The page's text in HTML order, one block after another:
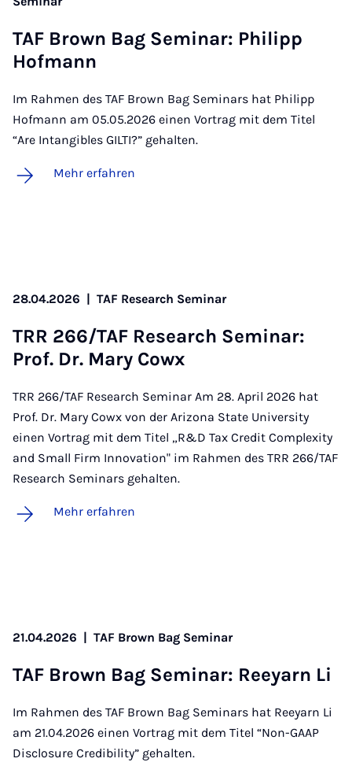
TAF Brown Bag Se­mi­nar: Phil­ipp
Hof­mann
Im Rahmen des TAF Brown Bag Seminars hat Philipp
Hofmann am 05.05.2026 einen Vortrag mit dem Titel
“Are Intangibles GILTI?” gehalten.
Mehr erfahren
28.04.2026 | TAF Research Seminar
TRR 266/TAF Re­sea­rch Se­mi­nar:
Prof. Dr. Ma­ry Cowx
TRR 266/TAF Research Seminar Am 28. April 2026 hat
Prof. Dr. Mary Cowx von der Arizona State University
einen Vortrag mit dem Titel „R&D Tax Credit Complexity
and Small Firm Innovation" im Rahmen des TRR 266/TAF
Research Seminars gehalten.
Mehr erfahren
21.04.2026 | TAF Brown Bag Seminar
TAF Brown Bag Se­mi­nar: Reeyarn Li
Im Rahmen des TAF Brown Bag Seminars hat Reeyarn Li
am 21.04.2026 einen Vortrag mit dem Titel “Non-GAAP
Disclosure Credibility” gehalten.